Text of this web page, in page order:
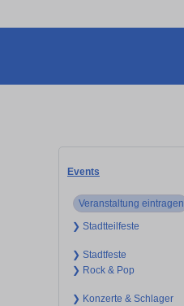
Events
Veranstaltung eintragen
❯ Stadtteilfeste
❯ Stadtfeste
❯ Rock & Pop
❯ Konzerte & Schlager